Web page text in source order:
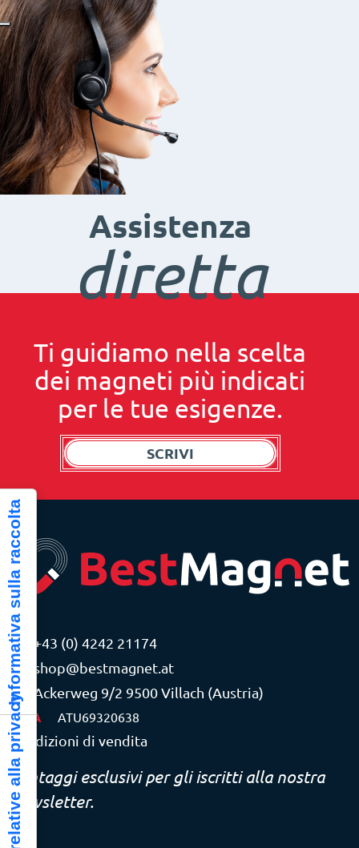
Assistenza
diretta
Ti guidiamo nella scelta
dei magneti più indicati
per le tue esigenze.
SCRIVI
+43 (0) 4242 21174
shop@bestmagnet.at
Ackerweg 9/2 9500 Villach (Austria)
P.IVA ATU69320638
Condizioni di vendita
Vantaggi esclusivi per gli iscritti alla nostra
newsletter.
Informativa sulla raccolta